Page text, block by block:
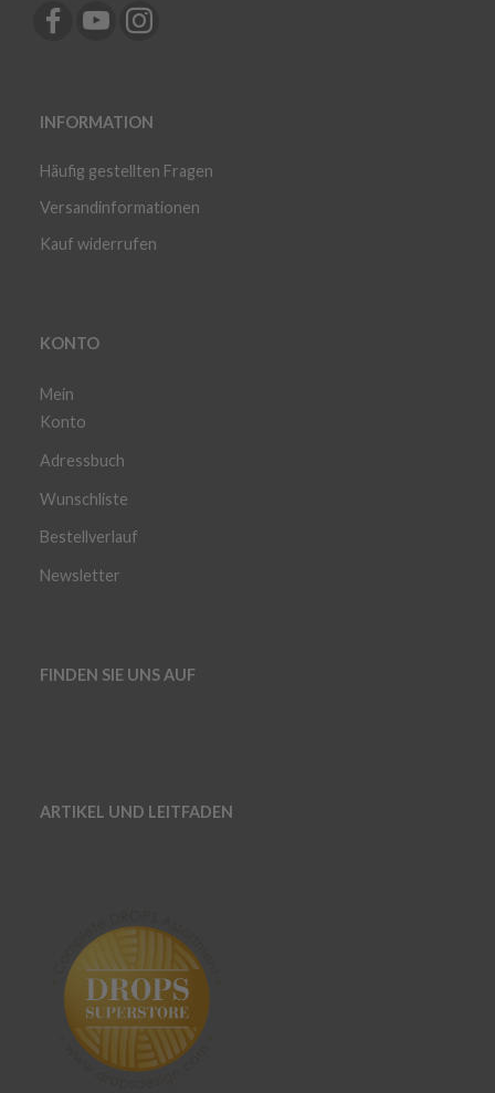
INFORMATION
Häufig gestellten Fragen
Versandinformationen
Kauf widerrufen
KONTO
Mein
Konto
Adressbuch
Wunschliste
Bestellverlauf
Newsletter
FINDEN SIE UNS AUF
ARTIKEL UND LEITFADEN